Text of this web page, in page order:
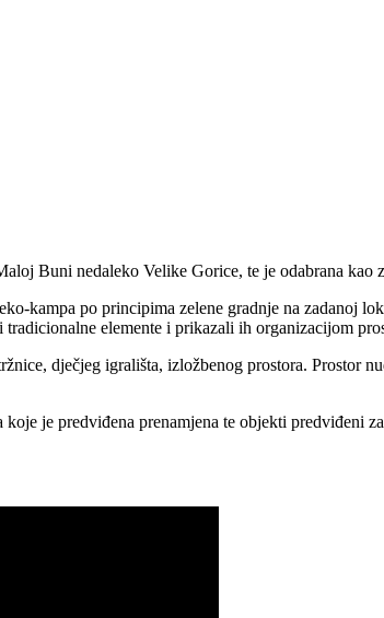
Buni nedaleko Velike Gorice, te je odabrana kao
kampa po principima zelene gradnje na zadanoj
elemente i prikazali ih organizacijom
dječjeg igrališta, izložbenog prostora. Prostor
je predviđena prenamjena te objekti predviđeni